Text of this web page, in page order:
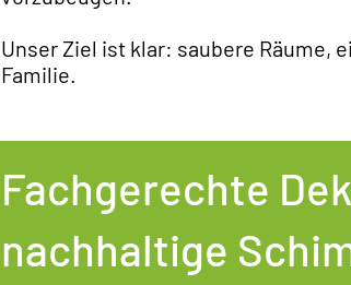
Unser Ziel ist klar: saubere Räume,
Familie.
Fachgerechte
nachhaltige